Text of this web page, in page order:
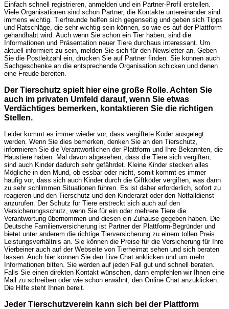
Einfach schnell registrieren, anmelden und ein Partner-Profil erstellen.
Viele Organisationen sind schon Partner, die Kontakte untereinander sind
immens wichtig. Tierfreunde helfen sich gegenseitig und geben sich Tipps
und Ratschläge, die sehr wichtig sein können, so wie es auf der Plattform
gehandhabt wird. Auch wenn Sie schon ein Tier haben, sind die
Informationen und Präsentation neuer Tiere durchaus interessant. Um
aktuell informiert zu sein, melden Sie sich für den Newsletter an. Geben
Sie die Postleitzahl ein, drücken Sie auf Partner finden. Sie können auch
Sachgeschenke an die entsprechende Organisation schicken und denen
eine Freude bereiten.
Der Tierschutz spielt hier eine große Rolle. Achten Sie
auch im privaten Umfeld darauf, wenn Sie etwas
Verdächtiges bemerken, kontaktieren Sie die richtigen
Stellen.
Leider kommt es immer wieder vor, dass vergiftete Köder ausgelegt
werden. Wenn Sie dies bemerken, denken Sie an den Tierschutz,
informieren Sie die Verantwortlichen der Plattform und Ihre Bekannten, die
Haustiere haben. Mal davon abgesehen, dass die Tiere sich vergiften,
sind auch Kinder dadurch sehr gefährdet. Kleine Kinder stecken alles
Mögliche in den Mund, ob essbar oder nicht, somit kommt es immer
häufig vor, dass sich auch Kinder durch die Giftköder vergiften, was dann
zu sehr schlimmen Situationen führen. Es ist daher erforderlich, sofort zu
reagieren und den Tierschutz und den Kinderarzt oder den Notfalldienst
anzurufen. Der Schutz für Tiere erstreckt sich auch auf den
Versicherungsschutz, wenn Sie für ein oder mehrere Tiere die
Verantwortung übernommen und diesen ein Zuhause gegeben haben. Die
Deutsche Familienversicherung ist Partner der Plattform-Begründer und
bietet unter anderem die richtige Tierversicherung zu einem tollen Preis
Leistungsverhältnis an. Sie können die Preise für die Versicherung für Ihre
Vierbeiner auch auf der Webseite von Tierheimat sehen und sich beraten
lassen. Auch hier können Sie den Live Chat anklicken und um mehr
Informationen bitten. Sie werden auf jeden Fall gut und schnell beraten.
Falls Sie einen direkten Kontakt wünschen, dann empfehlen wir Ihnen eine
Mail zu schreiben oder wie schon erwähnt, den Online Chat anzuklicken.
Die Hilfe steht Ihnen bereit.
Jeder Tierschutzverein kann sich bei der Plattform